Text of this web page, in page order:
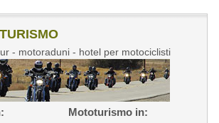
- motoraduni - hotel per motociclisti
Mototurismo in: